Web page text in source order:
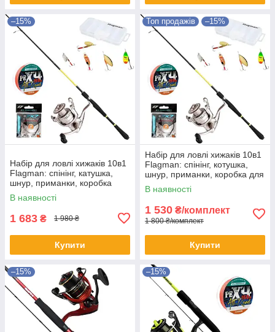
–15%
Набір для ловлі хижаків 10в1
Flagman: спінінг, катушка,
шнур, приманки, коробка
В наявності
1 683 ₴ 1 980 ₴
Купити
Топ продажів –15%
Набір для ловлі хижаків 10в1
Flagman: спінінг, котушка,
шнур, приманки, коробка для
риболовлі
В наявності
1 530 ₴/комплект
1 800 ₴/комплект
Купити
–15% –15%